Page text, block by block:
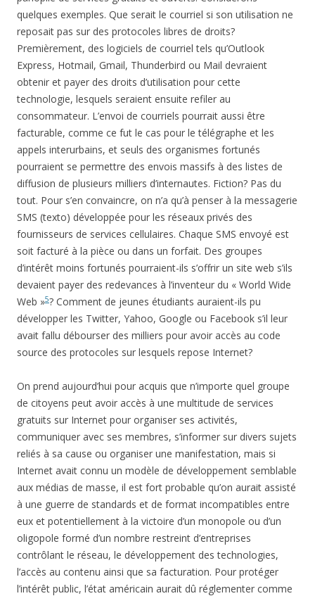
quelques exemples. Que serait le courriel si son utilisation ne
reposait pas sur des protocoles libres de droits?
Premièrement, des logiciels de courriel tels qu’Outlook
Express, Hotmail, Gmail, Thunderbird ou Mail devraient
obtenir et payer des droits d’utilisation pour cette
technologie, lesquels seraient ensuite refiler au
consommateur. L’envoi de courriels pourrait aussi être
facturable, comme ce fut le cas pour le télégraphe et les
appels interurbains, et seuls des organismes fortunés
pourraient se permettre des envois massifs à des listes de
diffusion de plusieurs milliers d’internautes. Fiction? Pas du
tout. Pour s’en convaincre, on n’a qu’à penser à la messagerie
SMS (texto) développée pour les réseaux privés des
fournisseurs de services cellulaires. Chaque SMS envoyé est
soit facturé à la pièce ou dans un forfait. Des groupes
d’intérêt moins fortunés pourraient-ils s’offrir un site web s’ils
devaient payer des redevances à l’inventeur du « World Wide
Web »5? Comment de jeunes étudiants auraient-ils pu
développer les Twitter, Yahoo, Google ou Facebook s’il leur
avait fallu débourser des milliers pour avoir accès au code
source des protocoles sur lesquels repose Internet?
On prend aujourd’hui pour acquis que n’importe quel groupe
de citoyens peut avoir accès à une multitude de services
gratuits sur Internet pour organiser ses activités,
communiquer avec ses membres, s’informer sur divers sujets
reliés à sa cause ou organiser une manifestation, mais si
Internet avait connu un modèle de développement semblable
aux médias de masse, il est fort probable qu’on aurait assisté
à une guerre de standards et de format incompatibles entre
eux et potentiellement à la victoire d’un monopole ou d’un
oligopole formé d’un nombre restreint d’entreprises
contrôlant le réseau, le développement des technologies,
l’accès au contenu ainsi que sa facturation. Pour protéger
l’intérêt public, l’état américain aurait dû réglementer comme